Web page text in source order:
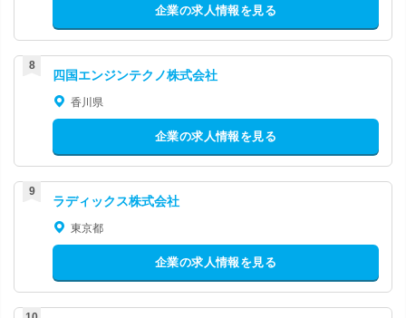
企業の求人情報を見る
四国エンジンテクノ株式会社
香川県
企業の求人情報を見る
ラディックス株式会社
東京都
企業の求人情報を見る